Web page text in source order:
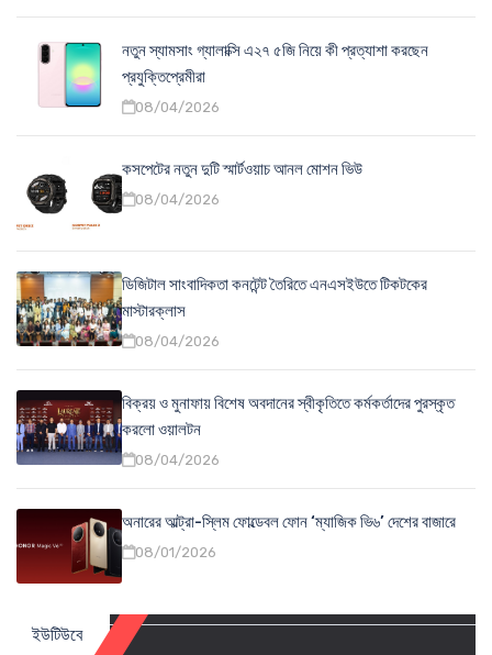
নতুন স্যামসাং গ্যালাক্সি এ২৭ ৫জি নিয়ে কী প্রত্যাশা করছেন
প্রযুক্তিপ্রেমীরা
08/04/2026
কসপেটের নতুন দুটি স্মার্টওয়াচ আনল মোশন ভিউ
08/04/2026
ডিজিটাল সাংবাদিকতা কনটেন্ট তৈরিতে এনএসইউতে টিকটকের
মাস্টারক্লাস
08/04/2026
বিক্রয় ও মুনাফায় বিশেষ অবদানের স্বীকৃতিতে কর্মকর্তাদের পুরস্কৃত
করলো ওয়ালটন
08/04/2026
অনারের আল্ট্রা-স্লিম ফোল্ডেবল ফোন ‘ম্যাজিক ভি৬’ দেশের বাজারে
08/01/2026
ইউটিউবে